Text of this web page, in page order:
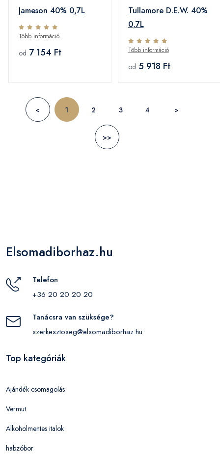
Jameson 40% 0,7L
Több információ
od 7 154 Ft
Tullamore D.E.W. 40%
0,7L
Több információ
od 5 918 Ft
< 1 2 3 4 >
>>
Elsomadiborhaz.hu
Telefon
+36 20 20 20 20
Tanácsra van szüksége?
szerkesztoseg@elsomadiborhaz.hu
Top kategóriák
Ajándék csomagolás
Vermut
Alkoholmentes italok
habzóbor